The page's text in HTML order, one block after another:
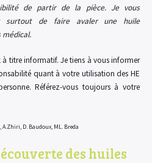
de partir de la pièce. Je vous
surtout de faire avaler une huile
médical.
titre informatif. Je tiens à vous informer
quant à votre utilisation des HE
Référez-vous toujours à votre
D. Baudoux, ML. Breda
des huiles